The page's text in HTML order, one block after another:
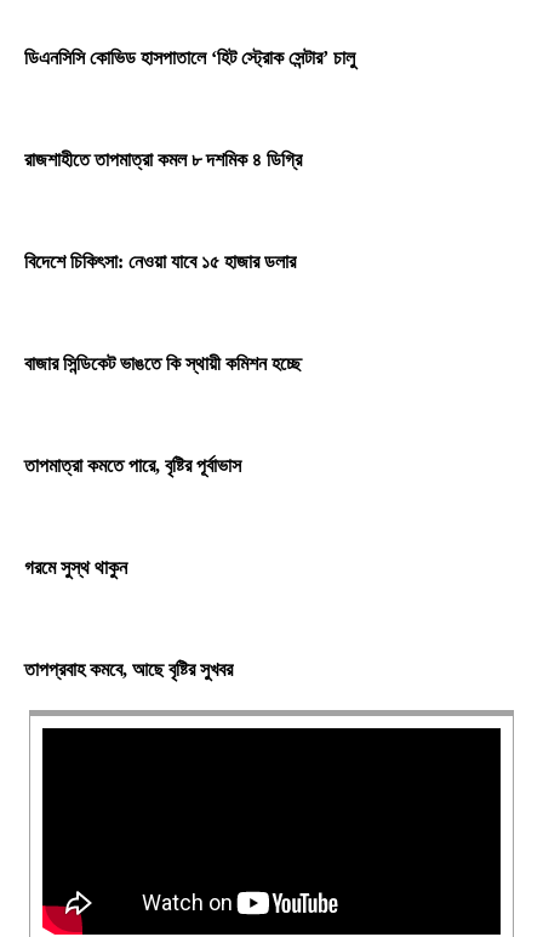
ডিএনসিসি কোভিড হাসপাতালে ‘হিট স্ট্রোক সেন্টার’ চালু
রাজশাহীতে তাপমাত্রা কমল ৮ দশমিক ৪ ডিগ্রি
বিদেশে চিকিৎসা: নেওয়া যাবে ১৫ হাজার ডলার
বাজার সিন্ডিকেট ভাঙতে কি স্থায়ী কমিশন হচ্ছে
তাপমাত্রা কমতে পারে, বৃষ্টির পূর্বাভাস
গরমে সুস্থ থাকুন
তাপপ্রবাহ কমবে, আছে বৃষ্টির সুখবর